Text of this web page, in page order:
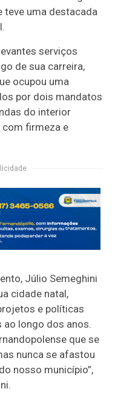
teve uma destacada
serviços
de sua carreira,
ocupou uma
por dois mandatos
do interior
com firmeza e
Júlio Semeghini
cidade natal,
e políticas
ao longo dos anos.
que se
nunca se afastou
nosso município”,